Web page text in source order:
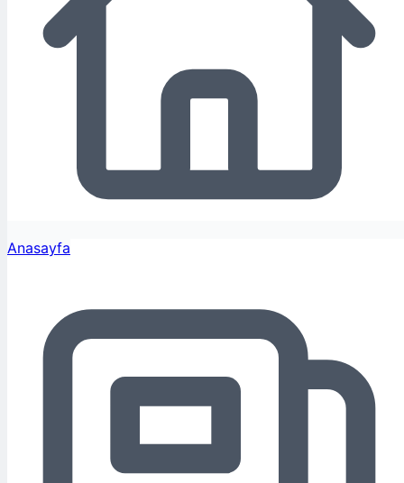
Anasayfa